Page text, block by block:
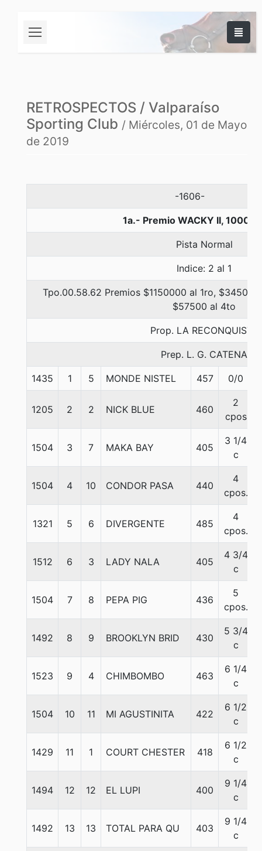
RETROSPECTOS / Valparaíso
Sporting Club / Miércoles, 01 de Mayo
de 2019
-1606-
1a.- Premio WACKY II, 1000
Pista Normal
Indice: 2 al 1
Tpo.00.58.62 Premios $1150000 al 1ro,
$57500 al 4to
Prop. LA RECONQUISTA
Prep. L. G. CATENA
1435 1 5 MONDE NISTEL 457 0/0
1205 2 2 NICK BLUE 460
2
cpos
1504 3 7 MAKA BAY 405
3 1/4
c
1504 4 10 CONDOR PASA 440
4
cpos.
1321 5 6 DIVERGENTE 485
4
cpos.
1512 6 3 LADY NALA 405
4 3/4
c
1504 7 8 PEPA PIG 436
5
cpos.
1492 8 9 BROOKLYN BRID 430
5 3/4
c
1523 9 4 CHIMBOMBO 463
6 1/4
c
1504 10 11 MI AGUSTINITA 422
6 1/2
c
1429 11 1 COURT CHESTER 418
6 1/2
c
1494 12 12 EL LUPI 400
9 1/4
c
1492 13 13 TOTAL PARA QU 403
9 1/4
c